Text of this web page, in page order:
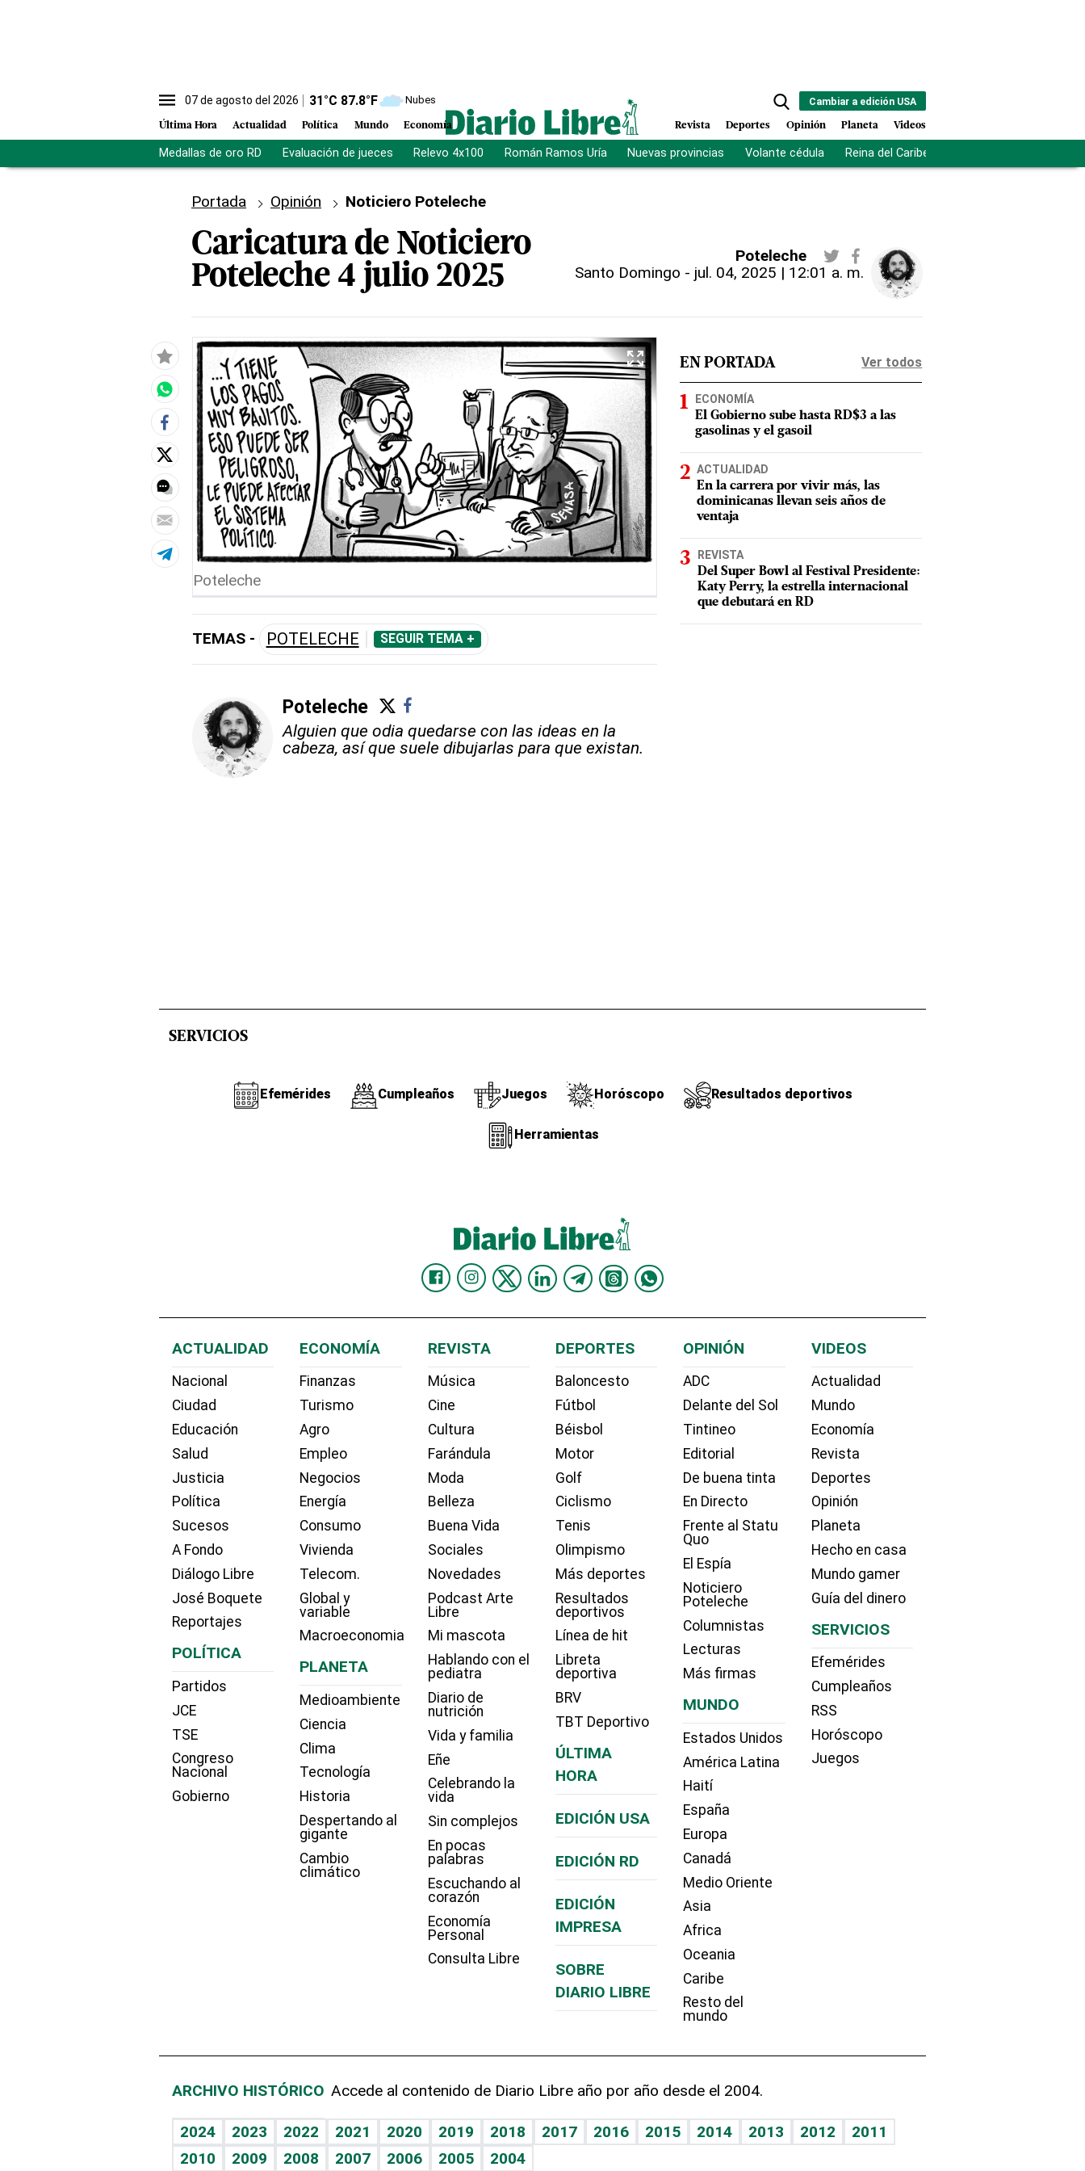
07 de agosto del 2026 31°C 87.8°F Nubes
Última Hora Actualidad Política Mundo Economía
Cambiar a edición USA
Revista Deportes Opinión Planeta Videos
Medallas de oro RD Evaluación de jueces Relevo 4x100 Román Ramos Uría Nuevas provincias Volante cédula Reina del Caribe
Portada Opinión Noticiero Poteleche
Caricatura de Noticiero
Poteleche 4 julio 2025
Poteleche
Santo Domingo - jul. 04, 2025 | 12:01 a. m.
Poteleche
TEMAS - POTELECHE SEGUIR TEMA +
Poteleche
Alguien que odia quedarse con las ideas en la
cabeza, así que suele dibujarlas para que existan.
EN PORTADA Ver todos
ECONOMÍA
El Gobierno sube hasta RD$3 a las
gasolinas y el gasoil
ACTUALIDAD
En la carrera por vivir más, las
dominicanas llevan seis años de
ventaja
REVISTA
Del Super Bowl al Festival Presidente:
Katy Perry, la estrella internacional
que debutará en RD
SERVICIOS
Efemérides Cumpleaños Juegos Horóscopo Resultados deportivos
Herramientas
ACTUALIDAD
Nacional
Ciudad
Educación
Salud
Justicia
Política
Sucesos
A Fondo
Diálogo Libre
José Boquete
Reportajes
POLÍTICA
Partidos
JCE
TSE
Congreso
Nacional
Gobierno
ECONOMÍA
Finanzas
Turismo
Agro
Empleo
Negocios
Energía
Consumo
Vivienda
Telecom.
Global y
variable
Macroeconomia
PLANETA
Medioambiente
Ciencia
Clima
Tecnología
Historia
Despertando al
gigante
Cambio
climático
REVISTA
Música
Cine
Cultura
Farándula
Moda
Belleza
Buena Vida
Sociales
Novedades
Podcast Arte
Libre
Mi mascota
Hablando con el
pediatra
Diario de
nutrición
Vida y familia
Eñe
Celebrando la
vida
Sin complejos
En pocas
palabras
Escuchando al
corazón
Economía
Personal
Consulta Libre
DEPORTES
Baloncesto
Fútbol
Béisbol
Motor
Golf
Ciclismo
Tenis
Olimpismo
Más deportes
Resultados
deportivos
Línea de hit
Libreta
deportiva
BRV
TBT Deportivo
ÚLTIMA
HORA
EDICIÓN USA
EDICIÓN RD
EDICIÓN
IMPRESA
SOBRE
DIARIO LIBRE
OPINIÓN
ADC
Delante del Sol
Tintineo
Editorial
De buena tinta
En Directo
Frente al Statu
Quo
El Espía
Noticiero
Poteleche
Columnistas
Lecturas
Más firmas
MUNDO
Estados Unidos
América Latina
Haití
España
Europa
Canadá
Medio Oriente
Asia
Africa
Oceania
Caribe
Resto del
mundo
VIDEOS
Actualidad
Mundo
Economía
Revista
Deportes
Opinión
Planeta
Hecho en casa
Mundo gamer
Guía del dinero
SERVICIOS
Efemérides
Cumpleaños
RSS
Horóscopo
Juegos
ARCHIVO HISTÓRICO Accede al contenido de Diario Libre año por año desde el 2004.
2024 2023 2022 2021 2020 2019 2018 2017 2016 2015 2014 2013 2012
2011
2010
2009 2008 2007 2006 2005 2004